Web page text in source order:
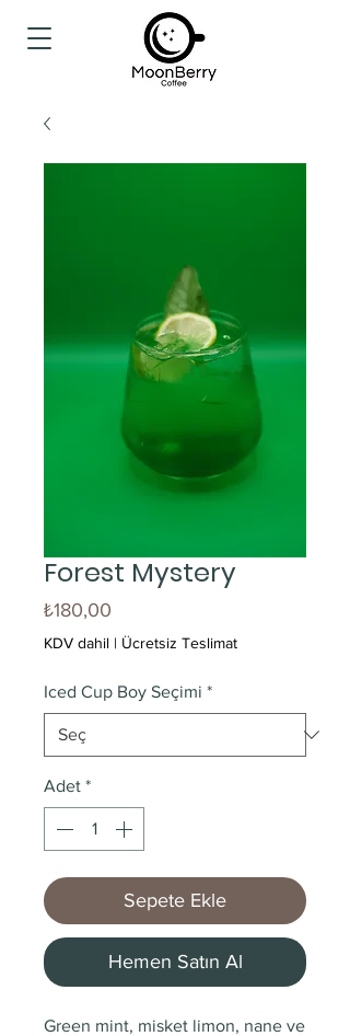
Forest Mystery
₺180,00
KDV dahil | Ücretsiz Teslimat
Iced Cup Boy Seçimi *
Adet *
Sepete Ekle
Hemen Satın Al
Green mint, misket limon, nane ve